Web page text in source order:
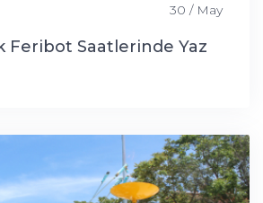
30 / May
Feribot Saatlerinde Yaz